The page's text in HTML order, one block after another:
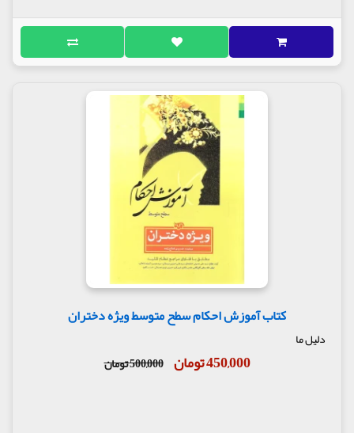
کتاب آموزش احکام سطح متوسط ویژه دختران
دلیل ما
450,000 تومان 500,000 تومان